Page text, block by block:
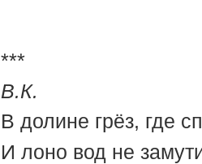
***
В.К.
В долине грёз, где
И лоно вод не